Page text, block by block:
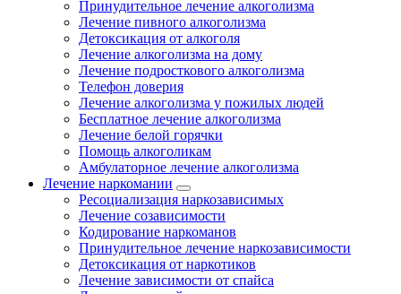
Принудительное лечение алкоголизма
Лечение пивного алкоголизма
Детоксикация от алкоголя
Лечение алкоголизма на дому
Лечение подросткового алкоголизма
Телефон доверия
Лечение алкоголизма у пожилых людей
Бесплатное лечение алкоголизма
Лечение белой горячки
Помощь алкоголикам
Амбулаторное лечение алкоголизма
Лечение наркомании
Ресоциализация наркозависимых
Лечение созависимости
Кодирование наркоманов
Принудительное лечение наркозависимости
Детоксикация от наркотиков
Лечение зависимости от спайса